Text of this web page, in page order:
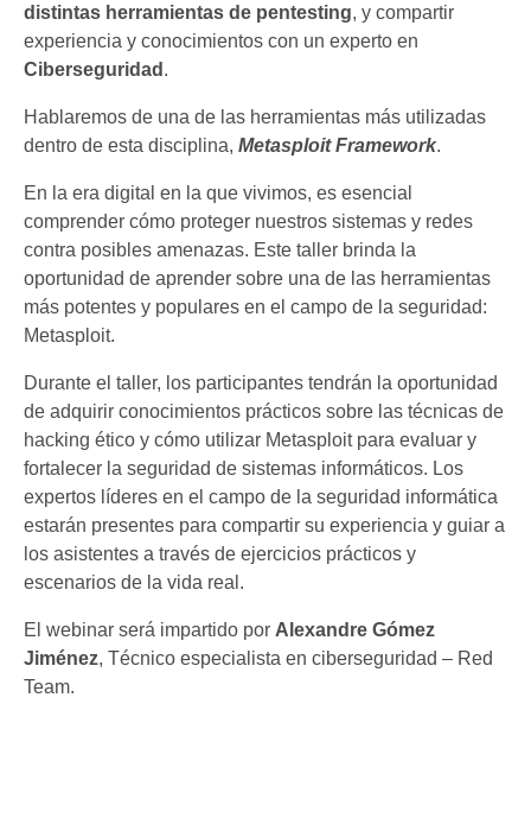
distintas herramientas de pentesting, y compartir
experiencia y conocimientos con un experto en
Ciberseguridad .
Hablaremos de una de las herramientas más utilizadas
dentro de esta disciplina, Metasploit Framework.
En la era digital en la que vivimos, es esencial
comprender cómo proteger nuestros sistemas y redes
contra posibles amenazas. Este taller brinda la
oportunidad de aprender sobre una de las herramientas
más potentes y populares en el campo de la seguridad:
Metasploit.
Durante el taller, los participantes tendrán la oportunidad
de adquirir conocimientos prácticos sobre las técnicas de
hacking ético y cómo utilizar Metasploit para evaluar y
fortalecer la seguridad de sistemas informáticos. Los
expertos líderes en el campo de la seguridad informática
estarán presentes para compartir su experiencia y guiar a
los asistentes a través de ejercicios prácticos y
escenarios de la vida real.
El webinar será impartido por Alexandre Gómez
Jiménez, Técnico especialista en ciberseguridad – Red
Team.